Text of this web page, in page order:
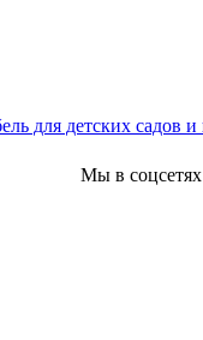
Мы в соцсетях